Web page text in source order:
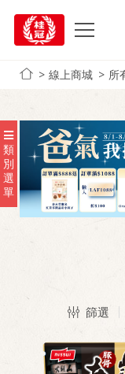
線上商城 所
類
別
選
單
篩選